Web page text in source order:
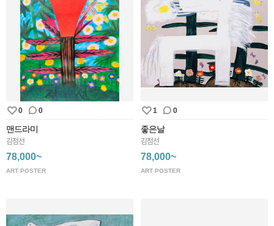
0 0
맨드라미
김점선
78,000~
ART POSTER
1 0
좋은날
김점선
78,000~
ART POSTER